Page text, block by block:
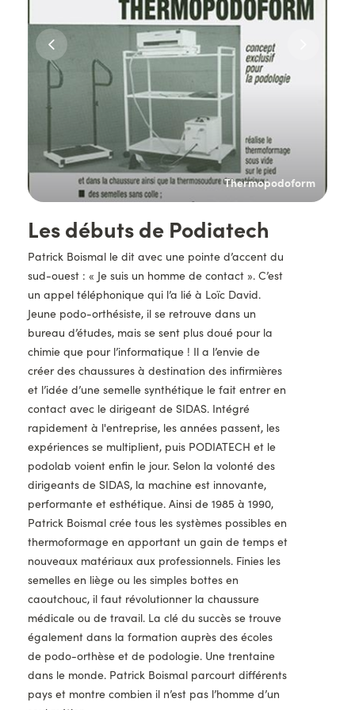
Titre
Les débuts de Podiatech
Description
Patrick Boismal le dit avec une pointe d’accent du
sud-ouest : « Je suis un homme de contact ». C’est
un appel téléphonique qui l’a lié à Loïc David.
Jeune podo-orthésiste, il se retrouve dans un
bureau d’études, mais se sent plus doué pour la
chimie que pour l’informatique ! Il a l’envie de
créer des chaussures à destination des infirmières
et l’idée d’une semelle synthétique le fait entrer en
contact avec le dirigeant de SIDAS. Intégré
rapidement à l'entreprise, les années passent, les
expériences se multiplient, puis PODIATECH et le
podolab voient enfin le jour. Selon la volonté des
dirigeants de SIDAS, la machine est innovante,
performante et esthétique. Ainsi de 1985 à 1990,
Patrick Boismal crée tous les systèmes possibles en
thermoformage en apportant un gain de temps et
nouveaux matériaux aux professionnels. Finies les
semelles en liège ou les simples bottes en
caoutchouc, il faut révolutionner la chaussure
médicale ou de travail. La clé du succès se trouve
également dans la formation auprès des écoles
de podo-orthèse et de podologie. Une trentaine
dans le monde. Patrick Boismal parcourt différents
pays et montre combien il n’est pas l’homme d’un
Thermopodoform